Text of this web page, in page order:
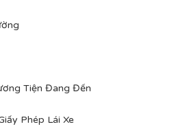
Tiện Đang Đến
Phép Lái Xe